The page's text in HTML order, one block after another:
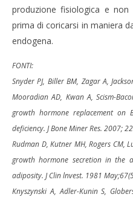
produzione fisiologica e
prima di coricarsi in maniera
endogena.
FONTI:
Snyder PJ, Biller BM, Zagar A,
Mooradian AD, Kwan A, Scism-
growth hormone replacement on
deficiency. J Bone Miner Res. 2007;
Rudman D, Kutner MH, Rogers CM,
growth hormone secretion in the
adiposity. J Clin lnvest. 1981
Knyszynski A, Adler-Kunin S,